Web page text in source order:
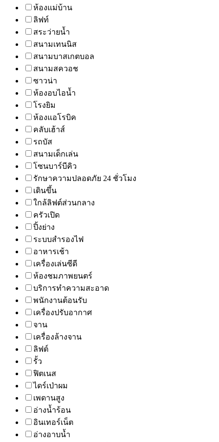
ห้องแม่บ้าน
ลิฟท์
สระว่ายน้ำ
สนามเทนนิส
สนามบาสเกตบอล
สนามสควอช
ซาวน่า
ห้องอบไอน้ำ
โรงยิม
ห้องแอโรบิค
คลับเฮ้าส์
รถบัส
สนามเด็กเล่น
โซนบาร์บีคิว
รักษาความปลอดภัย 24 ชั่วโมง
เดินขึ้น
ใกล้ลิฟต์ส่วนกลาง
ครัวเปิด
ปิ้งย่าง
ระบบสำรองไฟ
อาหารเช้า
เครื่องเล่นซีดี
ห้องชมภาพยนตร์
บริการทำความสะอาด
พนักงานต้อนรับ
เครื่องปรับอากาศ
จาน
เครื่องล้างจาน
ลิฟต์
รั้ว
ฟิตเนส
ไดร์เป่าผม
เพดานสูง
อ่างน้ำร้อน
อินเทอร์เน็ต
อ่างอาบน้ำ